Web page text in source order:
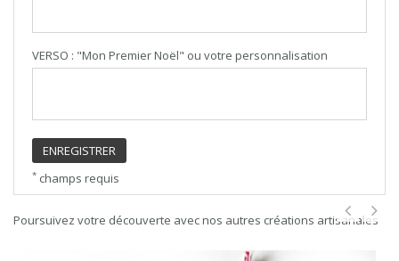
VERSO : "Mon Premier Noël" ou votre personnalisation
ENREGISTRER
* champs requis
Poursuivez votre découverte avec nos autres créations artisanales